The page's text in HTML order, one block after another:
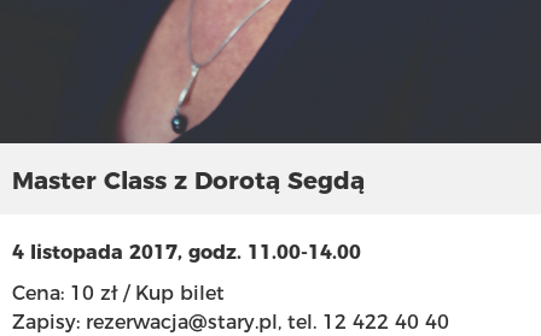
Master Class z Dorotą Segdą
4 listopada 2017, godz. 11.00-14.00
Cena: 10 zł / Kup bilet
Zapisy: rezerwacja@stary.pl , tel. 12 422 40 40